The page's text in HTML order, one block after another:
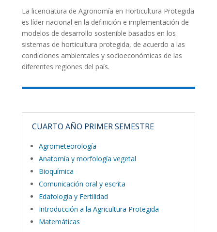
La licenciatura de Agronomía en Horticultura Protegida
es líder nacional en la definición e implementación de
modelos de desarrollo sostenible basados en los
sistemas de horticultura protegida, de acuerdo a las
condiciones ambientales y socioeconómicas de las
diferentes regiones del país.
CUARTO AÑO PRIMER SEMESTRE
Agrometeorología
Anatomía y morfología vegetal
Bioquímica
Comunicación oral y escrita
Edafología y Fertilidad
Introducción a la Agricultura Protegida
Matemáticas